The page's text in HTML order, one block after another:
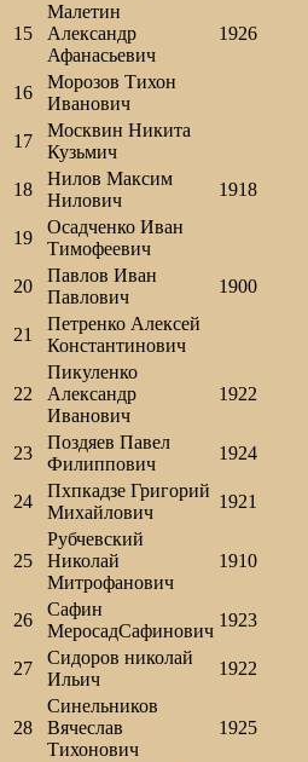
15
Малетин
Александр
Афанасьевич
1926
16
Морозов Тихон
Иванович
17
Москвин Никита
Кузьмич
18
Нилов Максим
Нилович
1918
19
Осадченко Иван
Тимофеевич
20
Павлов Иван
Павлович
1900
21
Петренко Алексей
Константинович
22
Пикуленко
Александр
Иванович
1922
23
Поздяев Павел
Филиппович
1924
24
Пхпкадзе Григорий
Михайлович
1921
25
Рубчевский
Николай
Митрофанович
1910
26
Сафин
МеросадСафинович
1923
27
Сидоров николай
Ильич
1922
28
Синельников
Вячеслав
Тихонович
1925